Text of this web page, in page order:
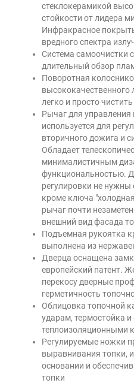
стеклокерамикой
стойкости от лидера
Инфракрасное
вредного спектра
Система самоочистки
длительный обзор
Поворотная
высококачественного
легко и просто чистить
Рычаг для
используется для
вторичного дожига и
Обладает
минималистичным
функциональностью.
регулировки не
кроме ключа
рычаг почти
внешний вид фасада
Подъемная рукоятка
выполнена из
Дверца оснащена
европейский патент.
перекосу дверные
герметичность
Облицовка топочной
ударам, термостойка
теплоизоляционными
Регулируемые ножки
выравнивания топки,
основании и
топки